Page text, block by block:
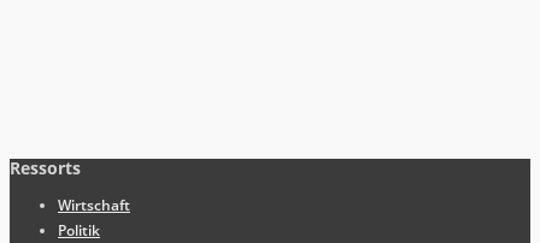
Ressorts
Wirtschaft
Politik